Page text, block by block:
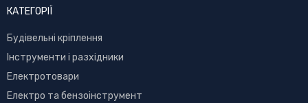
КАТЕГОРІЇ
Будівельні кріплення
Інструменти і разхідники
Електротовари
Електро та бензоінструмент